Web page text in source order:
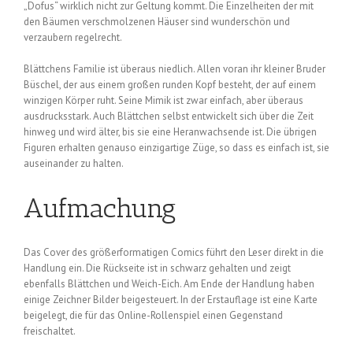
„Dofus“ wirklich nicht zur Geltung kommt. Die Einzelheiten der mit
den Bäumen verschmolzenen Häuser sind wunderschön und
verzaubern regelrecht.
Blättchens Familie ist überaus niedlich. Allen voran ihr kleiner Bruder
Büschel, der aus einem großen runden Kopf besteht, der auf einem
winzigen Körper ruht. Seine Mimik ist zwar einfach, aber überaus
ausdrucksstark. Auch Blättchen selbst entwickelt sich über die Zeit
hinweg und wird älter, bis sie eine Heranwachsende ist. Die übrigen
Figuren erhalten genauso einzigartige Züge, so dass es einfach ist, sie
auseinander zu halten.
Aufmachung
Das Cover des größerformatigen Comics führt den Leser direkt in die
Handlung ein. Die Rückseite ist in schwarz gehalten und zeigt
ebenfalls Blättchen und Weich-Eich. Am Ende der Handlung haben
einige Zeichner Bilder beigesteuert. In der Erstauflage ist eine Karte
beigelegt, die für das Online-Rollenspiel einen Gegenstand
freischaltet.